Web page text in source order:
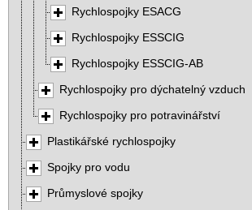
Rychlospojky ESACG
Rychlospojky ESSCIG
Rychlospojky ESSCIG-AB
Rychlospojky pro dýchatelný vzduch
Rychlospojky pro potravinářství
Plastikářské rychlospojky
Spojky pro vodu
Průmyslové spojky